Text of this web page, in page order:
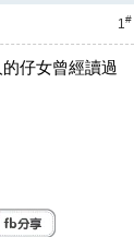
1#
仔女曾經讀過